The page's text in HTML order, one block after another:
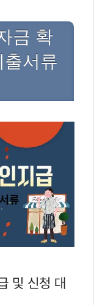
금 확
서류
및 신청 대